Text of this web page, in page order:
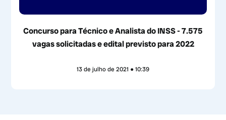
Concurso para Técnico e Analista do INSS - 7.575
vagas solicitadas e edital previsto para 2022
13 de julho de 2021 10:39